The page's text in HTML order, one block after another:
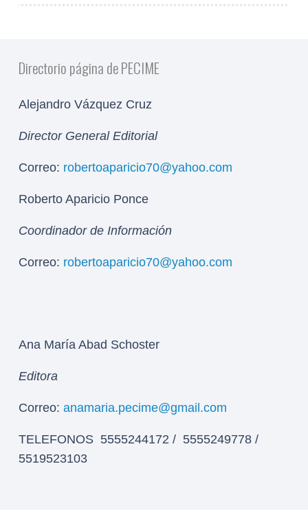
Directorio página de PECIME
Alejandro Vázquez Cruz
Director General Editorial
Correo: robertoaparicio70@yahoo.com
Roberto Aparicio Ponce
Coordinador de Información
Correo: robertoaparicio70@yahoo.com
Ana María Abad Schoster
Editora
Correo: anamaria.pecime@gmail.com
TELEFONOS 5555244172 / 5555249778 /
5519523103